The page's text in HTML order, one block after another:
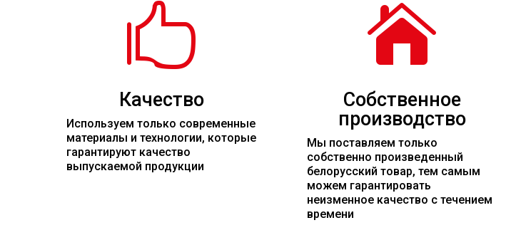

Качество
Используем только современные
материалы и технологии, которые
гарантируют качество
выпускаемой продукции

Собственное
производство
Мы поставляем только
собственно произведенный
белорусский товар, тем самым
можем гарантировать
неизменное качество с течением
времени